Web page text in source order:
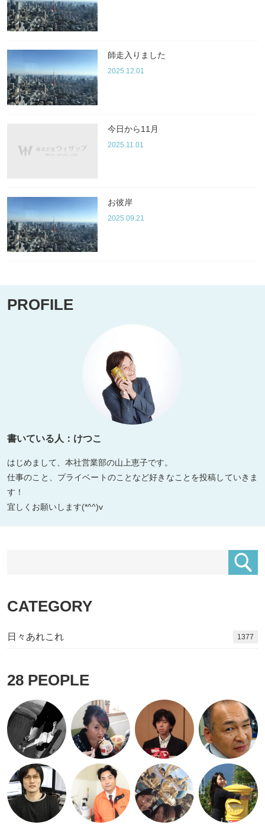
師走入りました
2025.12.01
今日から11月
2025.11.01
お彼岸
2025.09.21
PROFILE
書いている人：けつこ
はじめまして、本社営業部の山上恵子です。
仕事のこと、プライベートのことなど好きなことを投稿していきま
す！
宜しくお願いします(*^^)v
CATEGORY
日々あれこれ 1533
28 PEOPLE